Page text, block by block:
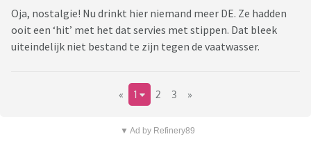
Oja, nostalgie! Nu drinkt hier niemand meer DE. Ze hadden
ooit een ‘hit’ met het dat servies met stippen. Dat bleek
uiteindelijk niet bestand te zijn tegen de vaatwasser.
« 1 2 3 »
▼ Ad by Refinery89